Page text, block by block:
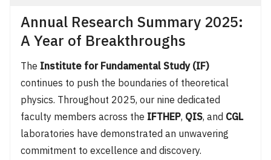
Annual Research Summary 2025:
A Year of Breakthroughs
The Institute for Fundamental Study (IF)
continues to push the boundaries of theoretical
physics. Throughout 2025, our nine dedicated
faculty members across the IFTHEP, QIS, and CGL
laboratories have demonstrated an unwavering
commitment to excellence and discovery.